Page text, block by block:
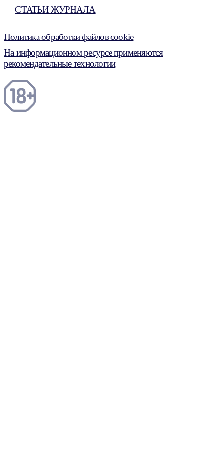
СТАТЬИ ЖУРНАЛА
Политика обработки файлов cookie
На информационном ресурсе применяются
рекомендательные технологии